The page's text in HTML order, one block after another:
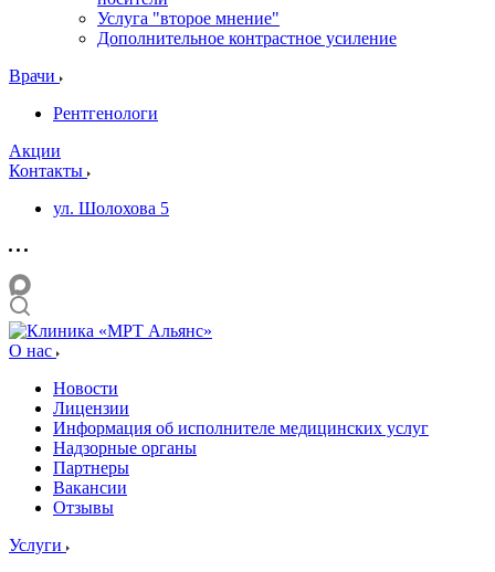
Услуга "второе мнение"
Дополнительное контрастное усиление
Врачи
Рентгенологи
Акции
Контакты
ул. Шолохова 5
О нас
Новости
Лицензии
Информация об исполнителе медицинских услуг
Надзорные органы
Партнеры
Вакансии
Отзывы
Услуги